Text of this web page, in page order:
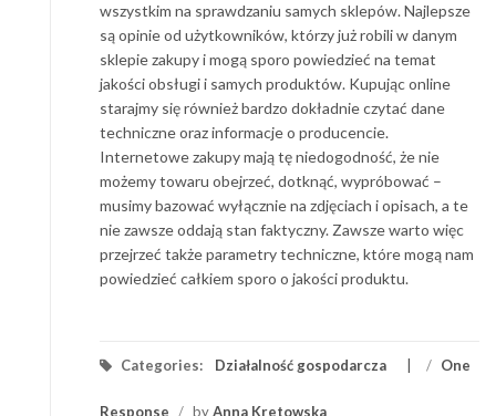
wszystkim na sprawdzaniu samych sklepów. Najlepsze
są opinie od użytkowników, którzy już robili w danym
sklepie zakupy i mogą sporo powiedzieć na temat
jakości obsługi i samych produktów. Kupując online
starajmy się również bardzo dokładnie czytać dane
techniczne oraz informacje o producencie.
Internetowe zakupy mają tę niedogodność, że nie
możemy towaru obejrzeć, dotknąć, wypróbować –
musimy bazować wyłącznie na zdjęciach i opisach, a te
nie zawsze oddają stan faktyczny. Zawsze warto więc
przejrzeć także parametry techniczne, które mogą nam
powiedzieć całkiem sporo o jakości produktu.
Categories: Działalność gospodarcza / One
Response / byAnna Kretowska